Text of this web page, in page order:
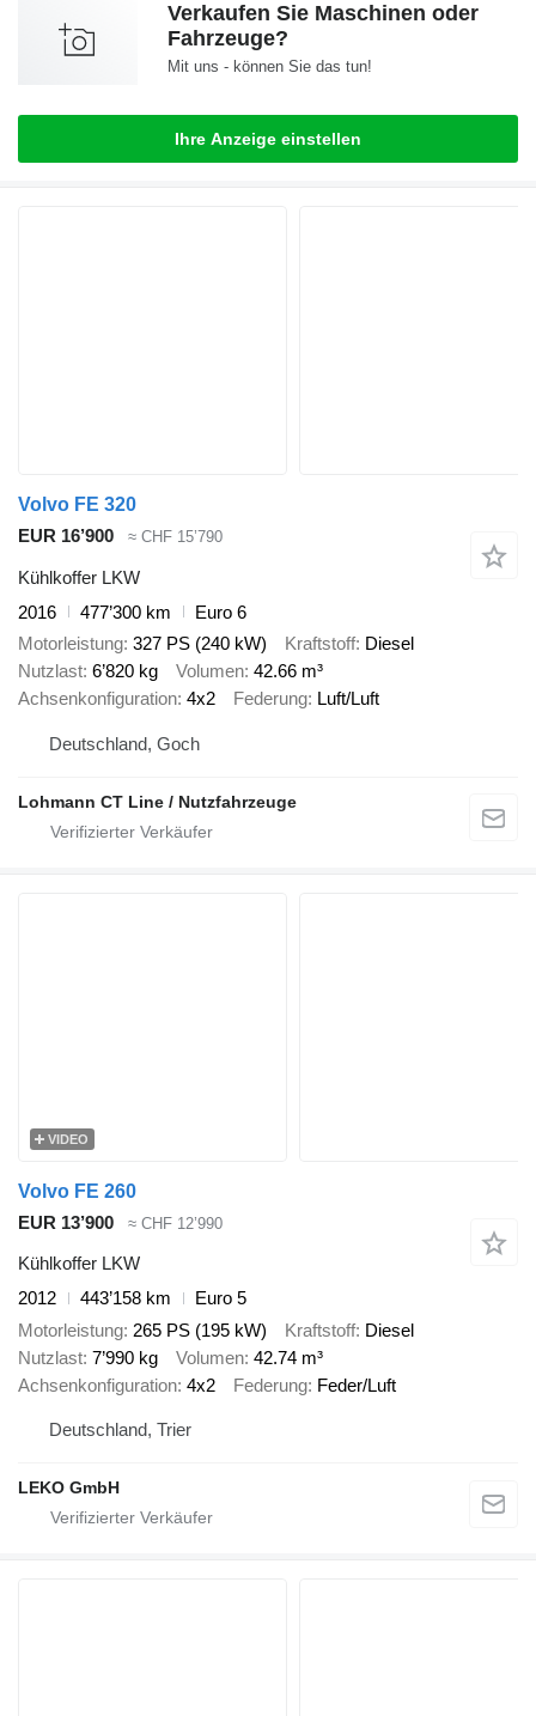
Verkaufen Sie Maschinen oder
Fahrzeuge?
Mit uns - können Sie das tun!
Ihre Anzeige einstellen
Volvo FE 320
EUR 16’900
≈ CHF 15’790
Kühlkoffer LKW
2016
477’300 km
Euro 6
Motorleistung 327 PS (240 kW) Kraftstoff Diesel
Nutzlast 6’820 kg Volumen 42.66 m³
Achsenkonfiguration 4x2 Federung Luft/Luft
Deutschland, Goch
Lohmann CT Line / Nutzfahrzeuge
VIDEO
Volvo FE 260
EUR 13’900
≈ CHF 12’990
Kühlkoffer LKW
2012
443’158 km
Euro 5
Motorleistung 265 PS (195 kW) Kraftstoff Diesel
Nutzlast 7’990 kg Volumen 42.74 m³
Achsenkonfiguration 4x2 Federung Feder/Luft
Deutschland, Trier
LEKO GmbH